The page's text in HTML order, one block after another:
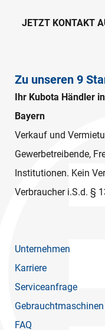
JETZT KONTAKT
Zu unseren 9
Ihr Kubota Händler
Bayern
Verkauf und
Gewerbetreibende,
Institutionen. Kein
Verbraucher i.S.d. §
Unternehmen
Karriere
Serviceanfrage
Gebrauchtmaschinen
FAQ